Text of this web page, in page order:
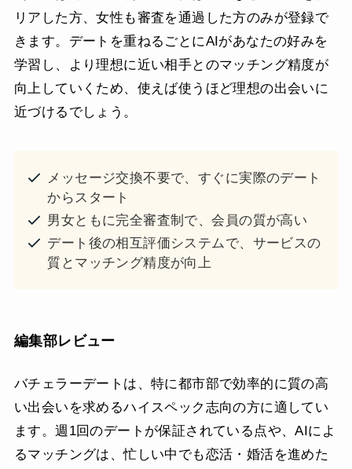
リアした方、女性も審査を通過した方のみが登録で
きます。デートを重ねるごとにAIがあなたの好みを
学習し、より理想に近い相手とのマッチング精度が
向上していくため、使えば使うほど理想の出会いに
近づけるでしょう。
メッセージ交換不要で、すぐに実際のデート
からスタート
男女ともに完全審査制で、会員の質が高い
デート後の相互評価システムで、サービスの
質とマッチング精度が向上
編集部レビュー
バチェラーデートは、特に都市部で効率的に質の高
い出会いを求めるハイスペック志向の方に適してい
ます。週1回のデートが保証されている点や、AIによ
るマッチングは、忙しい中でも恋活・婚活を進めた